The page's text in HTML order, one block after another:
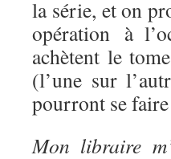
la série, et on
opération à
achètent le
(l’une sur
pourront se
Mon libraire